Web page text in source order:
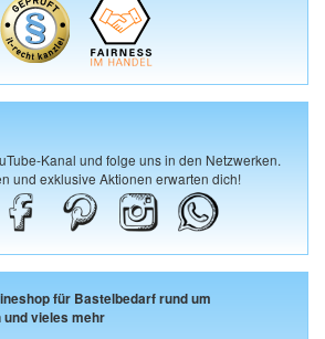
Kanal und folge uns in den Netzwerken.
und exklusive Aktionen erwarten dich!
für Bastelbedarf rund um
vieles mehr